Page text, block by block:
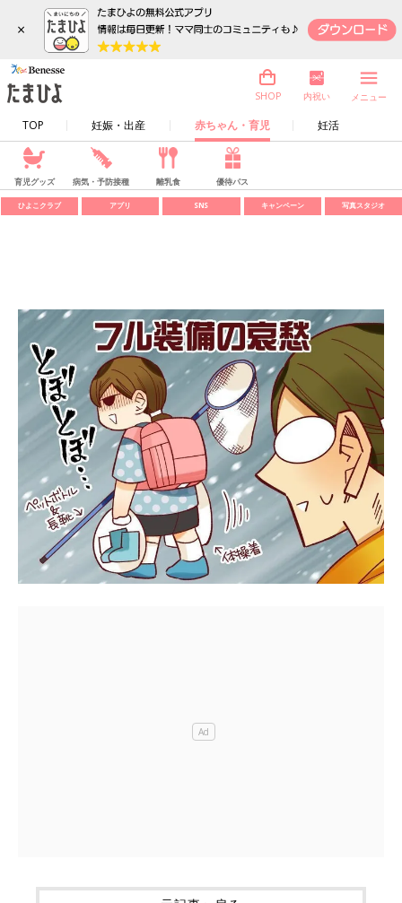
×
TOP 妊娠・出産 赤ちゃん・育児 妊活
SHOP 内祝い メニュー
育児グッズ 病気・予防接種 離乳食 優待パス
ひよこクラブ アプリ SNS キャンペーン 写真スタジオ